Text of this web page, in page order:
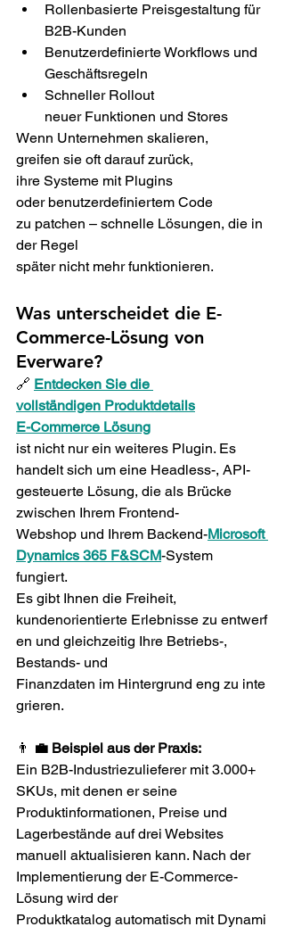
Rollenbasierte Preisgestaltung für
B2B-Kunden
Benutzerdefinierte Workflows und
Geschäftsregeln
Schneller Rollout
neuer Funktionen und Stores
Wenn Unternehmen skalieren,
greifen sie oft darauf zurück,
ihre Systeme mit Plugins
oder benutzerdefiniertem Code
zu patchen – schnelle Lösungen, die in
der Regel
später nicht mehr funktionieren.
Was unterscheidet die E-
Commerce-Lösung von
Everware?
🔗 Entdecken Sie die
vollständigen Produktdetails
E-Commerce Lösung
ist nicht nur ein weiteres Plugin. Es
handelt sich um eine Headless-, API-
gesteuerte Lösung, die als Brücke
zwischen Ihrem Frontend-
Webshop und Ihrem Backend-Microsoft
Dynamics 365 F&SCM-System
fungiert.
Es gibt Ihnen die Freiheit,
kundenorientierte Erlebnisse zu entwerf
en und gleichzeitig Ihre Betriebs-,
Bestands- und
Finanzdaten im Hintergrund eng zu inte
grieren.
👨 💼 Beispiel aus der Praxis:
Ein B2B-Industriezulieferer mit 3.000+
SKUs, mit denen er seine
Produktinformationen, Preise und
Lagerbestände auf drei Websites
manuell aktualisieren kann. Nach der
Implementierung der E-Commerce-
Lösung wird der
Produktkatalog automatisch mit Dynami